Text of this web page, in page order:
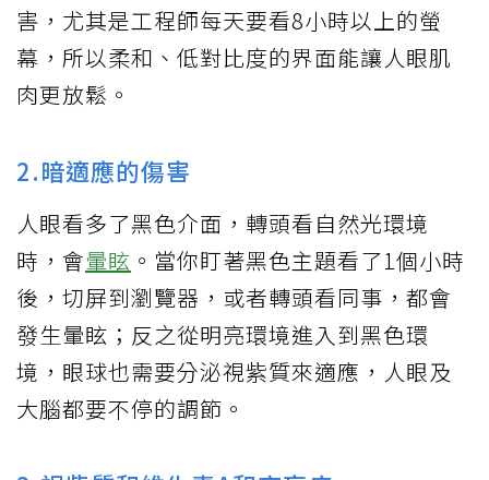
害，尤其是工程師每天要看8小時以上的螢
幕，所以柔和、低對比度的界面能讓人眼肌
肉更放鬆。
2.暗適應的傷害
人眼看多了黑色介面，轉頭看自然光環境
時，會暈眩 。當你盯著黑色主題看了1個小時
後，切屏到瀏覽器，或者轉頭看同事，都會
發生暈眩；反之從明亮環境進入到黑色環
境，眼球也需要分泌視紫質來適應，人眼及
大腦都要不停的調節。